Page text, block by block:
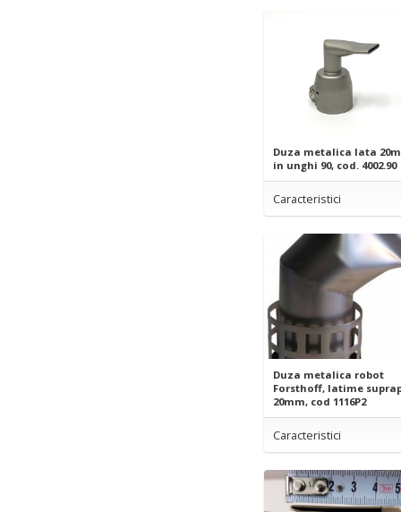
Duza metalica lata
in unghi 90, cod. 4002.90
Caracteristici
Duza metalica robot
Forsthoff, latime
20mm, cod 1116P2
Caracteristici